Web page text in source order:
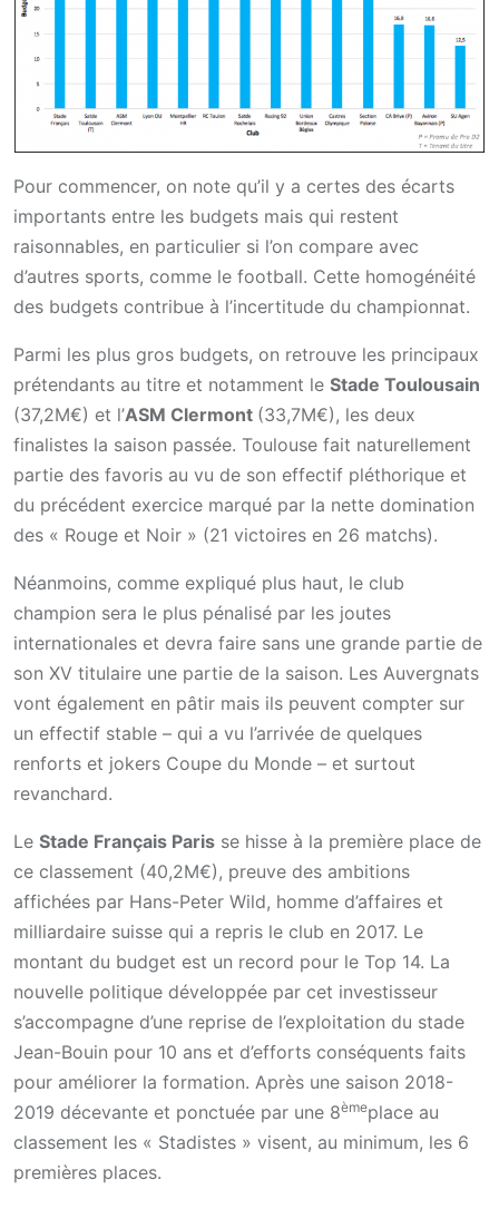
Pour commencer, on note qu’il y a certes des écarts
importants entre les budgets mais qui restent
raisonnables, en particulier si l’on compare avec
d’autres sports, comme le football. Cette homogénéité
des budgets contribue à l’incertitude du championnat.
Parmi les plus gros budgets, on retrouve les principaux
prétendants au titre et notamment le Stade Toulousain
(37,2M€) et l’ASM Clermont (33,7M€), les deux
finalistes la saison passée. Toulouse fait naturellement
partie des favoris au vu de son effectif pléthorique et
du précédent exercice marqué par la nette domination
des « Rouge et Noir » (21 victoires en 26 matchs).
Néanmoins, comme expliqué plus haut, le club
champion sera le plus pénalisé par les joutes
internationales et devra faire sans une grande partie de
son XV titulaire une partie de la saison. Les Auvergnats
vont également en pâtir mais ils peuvent compter sur
un effectif stable – qui a vu l’arrivée de quelques
renforts et jokers Coupe du Monde – et surtout
revanchard.
Le Stade Français Paris se hisse à la première place de
ce classement (40,2M€), preuve des ambitions
affichées par Hans-Peter Wild, homme d’affaires et
milliardaire suisse qui a repris le club en 2017. Le
montant du budget est un record pour le Top 14. La
nouvelle politique développée par cet investisseur
s’accompagne d’une reprise de l’exploitation du stade
Jean-Bouin pour 10 ans et d’efforts conséquents faits
pour améliorer la formation. Après une saison 2018-
2019 décevante et ponctuée par une 8èmeplace au
classement les « Stadistes » visent, au minimum, les 6
premières places.